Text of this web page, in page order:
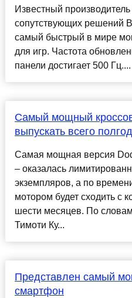
Известный
сопутствующих решений
самый быстрый в мире
для игр. Частота
панели достигает 500 Гц....
Самый мощный
выпускать всего
Самая мощная версия
– оказалась
экземпляров, а по
мотором будет сходить с
шести месяцев. По
Тимоти Ку...
Представлен самый
смартфон